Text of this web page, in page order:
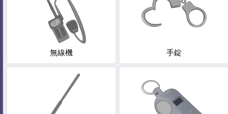
無線機 手錠